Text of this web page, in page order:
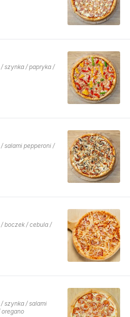
szynka / papryka /
salami pepperoni /
boczek / cebula /
szynka / salami